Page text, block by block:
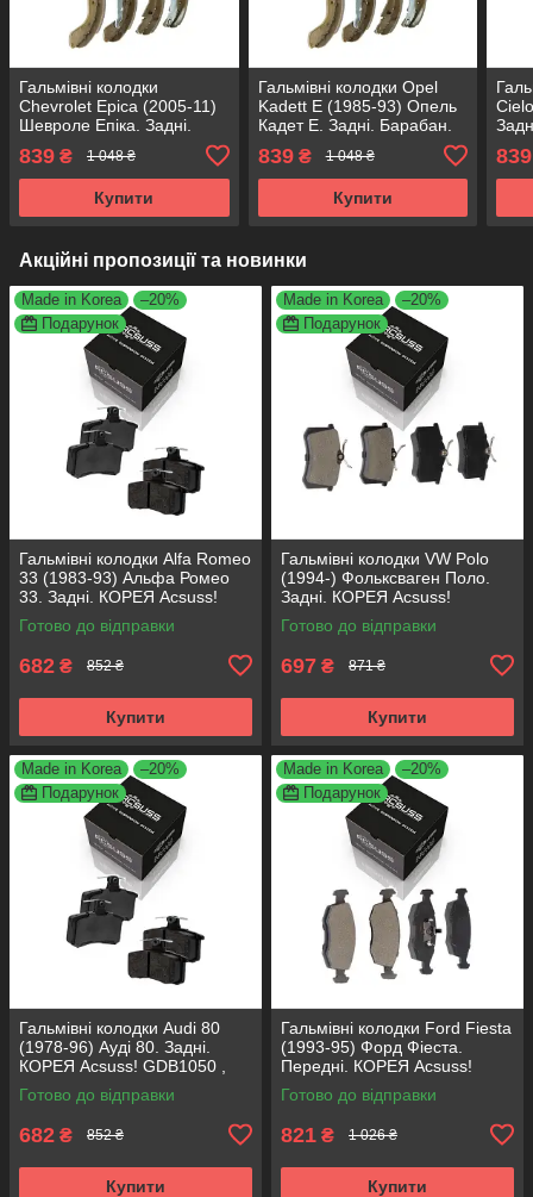
Гальмівні колодки
Chevrolet Epica (2005-11)
Шевроле Епіка. Задні.
Барабан. КОРЕЯ Acsuss!
GS8543 , FSB335 ,
FSB4184
839 ₴ 1 048 ₴
Купити
Гальмівні колодки Opel
Kadett E (1985-93) Опель
Кадет Е. Задні. Барабан.
КОРЕЯ Acsuss! GS8543 ,
FSB335 , FSB4184
839₴ 1 048 ₴
Купити
839
Акційні пропозиції та новинки
Made in Korea
–20%
Подарунок
Гальмівні колодки Alfa Romeo
33 (1983-93) Альфа Ромео
33. Задні. КОРЕЯ Acsuss!
GDB1050 , FDB222
Готово до відправки
682 ₴ 852 ₴
Купити
Made in Korea
–20%
Подарунок
Гальмівні колодки VW Polo
(1994-) Фольксваген Поло.
Задні. КОРЕЯ Acsuss!
GDB1330 , FDB1083 ,
FDB1491 , FDB4260
Готово до відправки
697 ₴ 871 ₴
Купити
Made in Korea
–20%
Подарунок
Гальмівні колодки Audi 80
(1978-96) Ауді 80. Задні.
КОРЕЯ Acsuss! GDB1050 ,
FDB222
Готово до відправки
682 ₴ 852 ₴
Купити
Made in Korea
–20%
Подарунок
Гальмівні колодки Ford Fiesta
(1993-95) Форд Фіеста.
Передні. КОРЕЯ Acsuss!
GDB371 , TAR579 , TAR276
Готово до відправки
821 ₴ 1 026 ₴
Купити